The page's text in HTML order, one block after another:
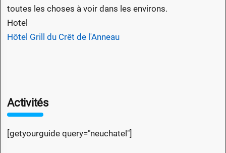
toutes les choses à voir dans les environs.
Hotel
Hôtel Grill du Crêt de l'Anneau
Activités
[getyourguide query="neuchatel"]